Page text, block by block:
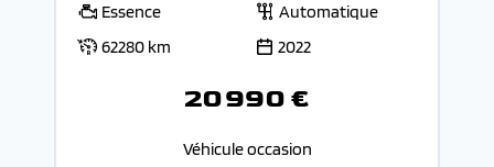
Essence
Automatique
62280 km
2022
20 990 €
Véhicule occasion